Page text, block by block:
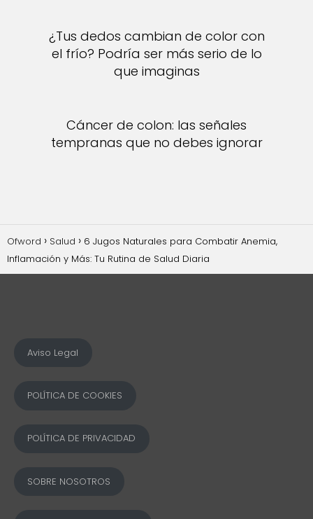
¿Tus dedos cambian de color con
el frío? Podría ser más serio de lo
que imaginas
Cáncer de colon: las señales
tempranas que no debes ignorar
Ofword Salud
6 Jugos Naturales para Combatir Anemia,
Inflamación y Más: Tu Rutina de Salud Diaria
Aviso Legal
POLÍTICA DE COOKIES
POLÍTICA DE PRIVACIDAD
SOBRE NOSOTROS